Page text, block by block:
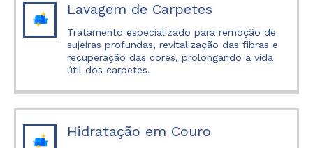
Lavagem de Carpetes
Tratamento especializado para remoção de
sujeiras profundas, revitalização das fibras e
recuperação das cores, prolongando a vida
útil dos carpetes.
Hidratação em Couro